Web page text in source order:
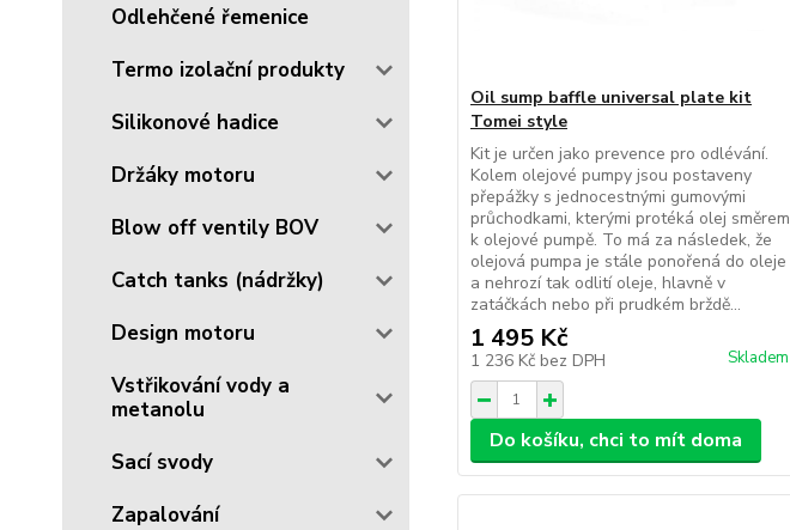
Odlehčené řemenice
Termo izolační produkty
Silikonové hadice
Držáky motoru
Blow off ventily BOV
Catch tanks (nádržky)
Design motoru
Vstřikování vody a
metanolu
Sací svody
Zapalování
Oil sump baffle universal plate kit
Tomei style
Kit je určen jako prevence pro odlévání.
Kolem olejové pumpy jsou postaveny
přepážky s jednocestnými gumovými
průchodkami, kterými protéká olej směrem
k olejové pumpě. To má za následek, že
olejová pumpa je stále ponořená do oleje
a nehrozí tak odlití oleje, hlavně v
zatáčkách nebo při prudkém brždě...
1 495 Kč
1 236 Kč bez DPH Skladem
Do košíku, chci to mít doma